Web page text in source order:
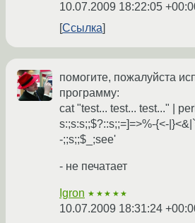
10.07.2009 18:22:05
Ссылка
помогите, пожалуйста
программу:
cat "test... test... test..." |
s:;s:s;;$?::s;;=]=>%-{<-
-;;s;;$_;see'
- не печатает
Igron ★★★★★
10.07.2009 18:31:24